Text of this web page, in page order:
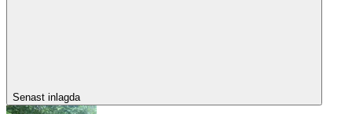
Senast inlagda